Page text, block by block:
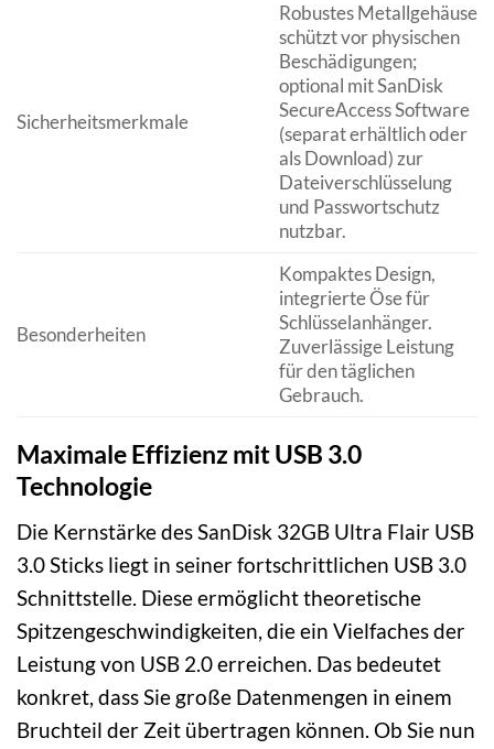
Sicherheitsmerkmale
Robustes Metallgehäuse
schützt vor physischen
Beschädigungen;
optional mit SanDisk
SecureAccess Software
(separat erhältlich oder
als Download) zur
Dateiverschlüsselung
und Passwortschutz
nutzbar.
Besonderheiten
Kompaktes Design,
integrierte Öse für
Schlüsselanhänger.
Zuverlässige Leistung
für den täglichen
Gebrauch.
Maximale Effizienz mit USB 3.0
Technologie
Die Kernstärke des SanDisk 32GB Ultra Flair USB
3.0 Sticks liegt in seiner fortschrittlichen USB 3.0
Schnittstelle. Diese ermöglicht theoretische
Spitzengeschwindigkeiten, die ein Vielfaches der
Leistung von USB 2.0 erreichen. Das bedeutet
konkret, dass Sie große Datenmengen in einem
Bruchteil der Zeit übertragen können. Ob Sie nun